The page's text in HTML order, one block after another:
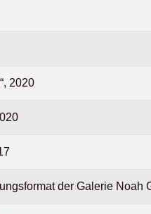
2020
der Galerie Noah